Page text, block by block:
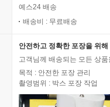
예스24 배송
배송비 : 무료배송
안전하고 정확한 포장을 위
고객님께 배송되는 모든 상
목적 : 안전한 포장 관리
촬영범위 : 박스 포장 작업